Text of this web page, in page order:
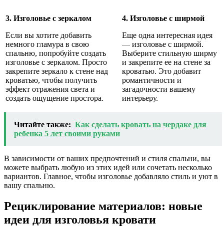
3. Изголовье с зеркалом
Если вы хотите добавить
немного гламура в свою
спальню, попробуйте создать
изголовье с зеркалом. Просто
закрепите зеркало к стене над
кроватью, чтобы получить
эффект отражения света и
создать ощущение простора.
4. Изголовье с ширмой
Еще одна интересная идея
— изголовье с ширмой.
Выберите стильную ширму
и закрепите ее на стене за
кроватью. Это добавит
романтичности и
загадочности вашему
интерьеру.
Читайте также: Как сделать кровать на чердаке для
ребенка 5 лет своими руками
В зависимости от ваших предпочтений и стиля спальни, вы
можете выбрать любую из этих идей или сочетать несколько
вариантов. Главное, чтобы изголовье добавляло стиль и уют в
вашу спальню.
Рециклирование материалов: новые
идеи для изголовья кровати